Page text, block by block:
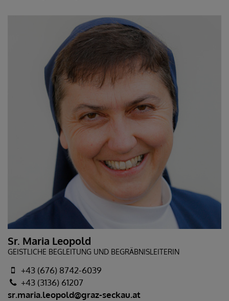
Sr. Maria Leopold
GEISTLICHE BEGLEITUNG UND BEGRÄBNISLEITERIN
+43 (676) 8742-6039
+43 (3136) 61207
sr.maria.leopold@graz-seckau.at